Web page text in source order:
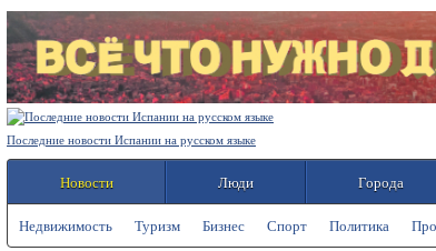
Последние новости Испании на русском языке
Новости
Недвижимость Туризм Бизнес Спорт Политика
Люди Города
Политика конфиденциальности